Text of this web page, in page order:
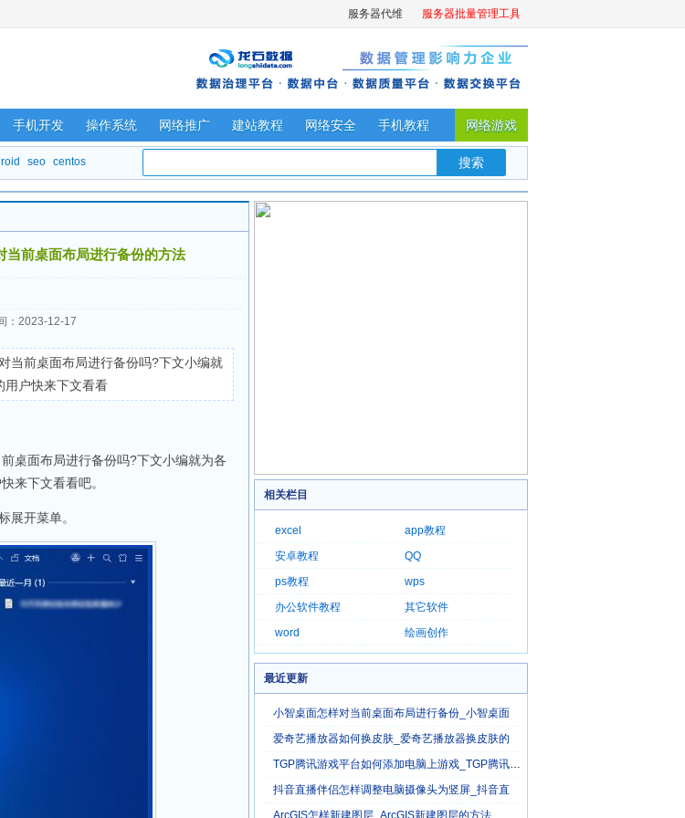
服务器代维 服务器批量管理工具
手机开发 操作系统 网络推广 建站教程 网络安全 手机教程 网络游戏
seo centos
当前桌面布局进行备份的方法
：2023-12-17
当前桌面布局进行备份吗?下文小编就
用户快来下文看看
桌面布局进行备份吗?下文小编就为各
来下文看看吧。
展开菜单。
相关栏目
excel
app教程
安卓教程
QQ
ps教程
wps
办公软件教程
其它软件
word
绘画创作
最近更新
小智桌面怎样对当前桌面布局进行备份_小智桌面
爱奇艺播放器如何换皮肤_爱奇艺播放器换皮肤的
TGP腾讯游戏平台如何添加电脑上游戏_TGP腾讯游戏
抖音直播伴侣怎样调整电脑摄像头为竖屏_抖音直
ArcGIS怎样新建图层_ArcGIS新建图层的方法